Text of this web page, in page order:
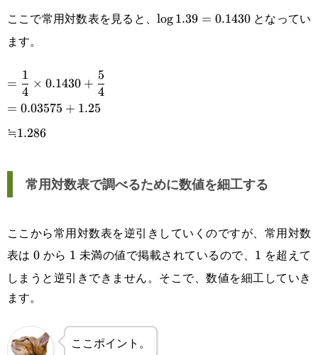
{4}\log1.39+\frac{5}
{4}\log10\\\displaystyle=\frac{1}
ここで常用対数表を見ると、 \log1.39=0.1430
log1.39 = 0.1430となってい
ます。
\displaystyle=\frac{1}{4}\times0.1430+\frac{5}
=
4
1
× 0.1430 +
4
5
= 0.03575 + 1.25
≒1.286
常用対数表で調べるために数値を細工する
ここから常用対数表を逆引きしていくのですが、常用対数
表は0
0 から 1
1 未満の値で掲載されているので、 1
1 を超えて
しまうと逆引きできません。そこで、数値を細工していき
ます。
ここポイント。